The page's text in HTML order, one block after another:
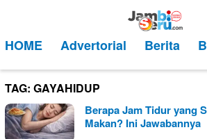
kontenMobile
HOME Advertorial Berita
TAG: GAYAHIDUP
Berapa Jam Tidur yang
Makan? Ini Jawabannya